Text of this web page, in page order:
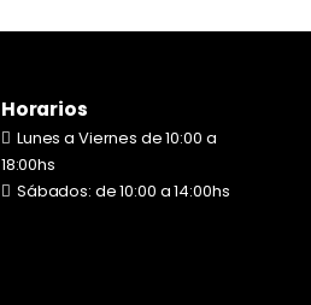
Horarios
Lunes a Viernes de 10:00 a
18:00hs
Sábados: de 10:00 a 14:00hs